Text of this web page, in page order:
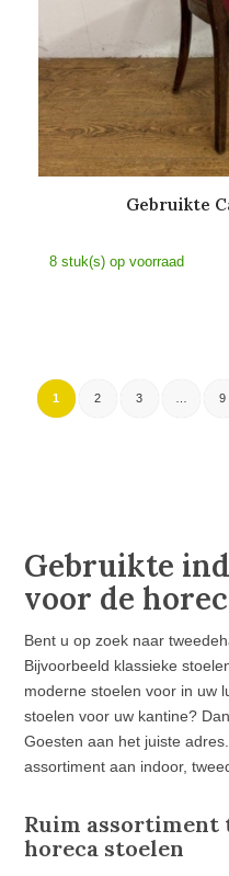
Gebruikte
8 stuk(s) op voorraad
1 2 3 9
Gebruikte
voor de
Bent u op zoek naar
Bijvoorbeeld klassieke
moderne stoelen voor in uw
stoelen voor uw kantine?
Goesten aan het juiste
assortiment aan indoor,
Ruim assortiment
horeca stoelen